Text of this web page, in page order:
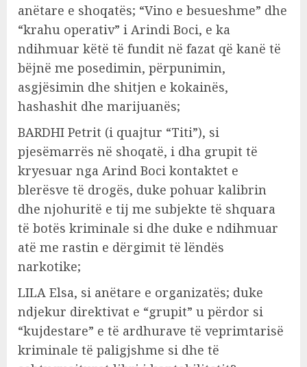
anëtare e shoqatës; “Vino e besueshme” dhe
“krahu operativ” i Arindi Boci, e ka
ndihmuar këtë të fundit në fazat që kanë të
bëjnë me posedimin, përpunimin,
asgjësimin dhe shitjen e kokainës,
hashashit dhe marijuanës;
BARDHI Petrit (i quajtur “Titi”), si
pjesëmarrës në shoqatë, i dha grupit të
kryesuar nga Arind Boci kontaktet e
blerësve të drogës, duke pohuar kalibrin
dhe njohuritë e tij me subjekte të shquara
të botës kriminale si dhe duke e ndihmuar
atë me rastin e dërgimit të lëndës
narkotike;
LILA Elsa, si anëtare e organizatës; duke
ndjekur direktivat e “grupit” u përdor si
“kujdestare” e të ardhurave të veprimtarisë
kriminale të paligjshme si dhe të